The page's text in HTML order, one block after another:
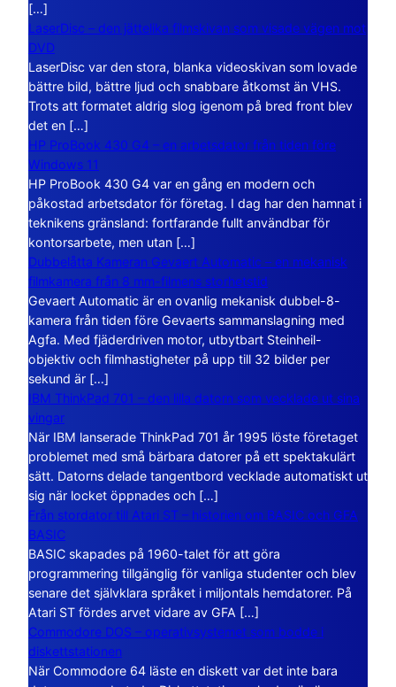
[…]
LaserDisc – den jättelika filmskivan som visade vägen mot
DVD
LaserDisc var den stora, blanka videoskivan som lovade
bättre bild, bättre ljud och snabbare åtkomst än VHS.
Trots att formatet aldrig slog igenom på bred front blev
det en […]
HP ProBook 430 G4 – en arbetsdator från tiden före
Windows 11
HP ProBook 430 G4 var en gång en modern och
påkostad arbetsdator för företag. I dag har den hamnat i
teknikens gränsland: fortfarande fullt användbar för
kontorsarbete, men utan […]
Dubbelåtta Kameran Gevaert Automatic – en mekanisk
filmkamera från 8 mm-filmens storhetstid
Gevaert Automatic är en ovanlig mekanisk dubbel-8-
kamera från tiden före Gevaerts sammanslagning med
Agfa. Med fjäderdriven motor, utbytbart Steinheil-
objektiv och filmhastigheter på upp till 32 bilder per
sekund är […]
IBM ThinkPad 701 – den lilla datorn som vecklade ut sina
vingar
När IBM lanserade ThinkPad 701 år 1995 löste företaget
problemet med små bärbara datorer på ett spektakulärt
sätt. Datorns delade tangentbord vecklade automatiskt ut
sig när locket öppnades och […]
Från stordator till Atari ST – historien om BASIC och GFA
BASIC
BASIC skapades på 1960-talet för att göra
programmering tillgänglig för vanliga studenter och blev
senare det självklara språket i miljontals hemdatorer. På
Atari ST fördes arvet vidare av GFA […]
Commodore DOS – operativsystemet som bodde i
diskettstationen
När Commodore 64 läste en diskett var det inte bara